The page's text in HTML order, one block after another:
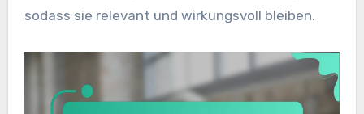
sodass sie relevant und wirkungsvoll bleiben.